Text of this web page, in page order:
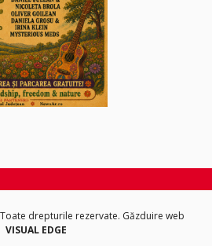
drepturile rezervate. Găzduire web
VISUAL EDGE